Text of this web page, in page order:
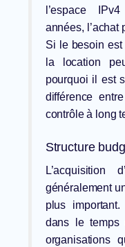
l’espace
années, l’achat
Si le besoin est
la location
pourquoi il est
différence
contrôle à long
Structure
L’acquisition
généralement
plus
dans le temps
organisations